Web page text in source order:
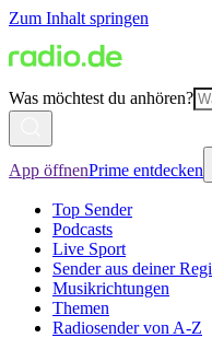
Zum Inhalt springen
Was möchtest du anhören?
App öffnenPrime entdecken
Top Sender
Podcasts
Live Sport
Sender aus deiner
Musikrichtungen
Themen
Radiosender von A-Z